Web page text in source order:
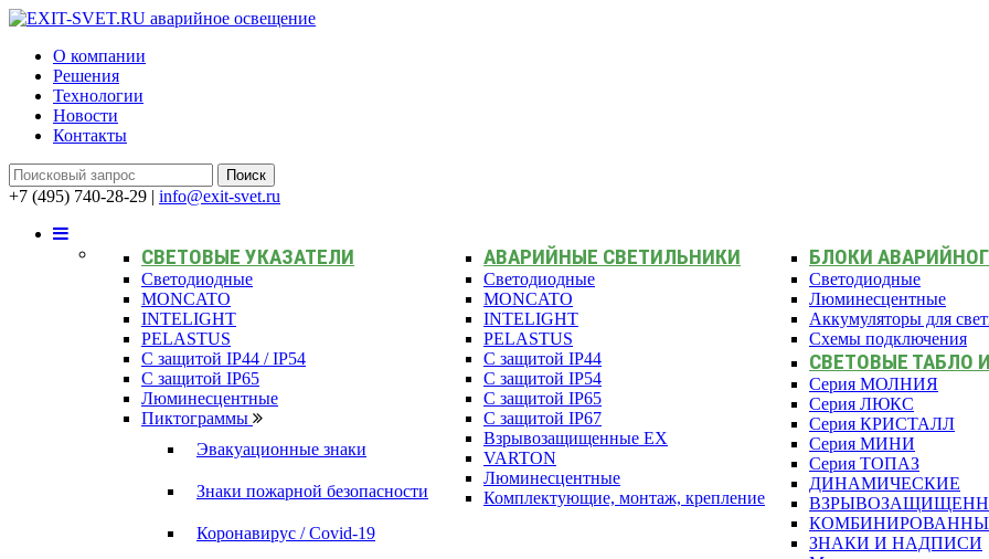
О компании
Решения
Технологии
Новости
Контакты
+7 (495) 740-28-29 | info@exit-svet.ru
СВЕТОВЫЕ УКАЗАТЕЛИ
Светодиодные
MONCATO
INTELIGHT
PELASTUS
С защитой IP44 / IP54
С защитой IP65
Люминесцентные
Пиктограммы
Эвакуационные знаки
Знаки пожарной безопасности
Коронавирус / Covid-19
АВАРИЙНЫЕ СВЕТИЛЬНИКИ
Светодиодные
MONCATO
INTELIGHT
PELASTUS
С защитой IP44
С защитой IP54
С защитой IP65
С защитой IP67
Взрывозащищенные EX
VARTON
Люминесцентные
Комплектующие, монтаж, крепление
БЛОКИ
Светодиодные
Люминесцентные
Аккумуляторы для
Схемы подключения
СВЕТОВЫЕ ТАБЛО
Серия МОЛНИЯ
Серия ЛЮКС
Серия КРИСТАЛЛ
Серия МИНИ
Серия ТОПАЗ
ДИНАМИЧЕСКИЕ
ЗНАКИ И НАДПИСИ